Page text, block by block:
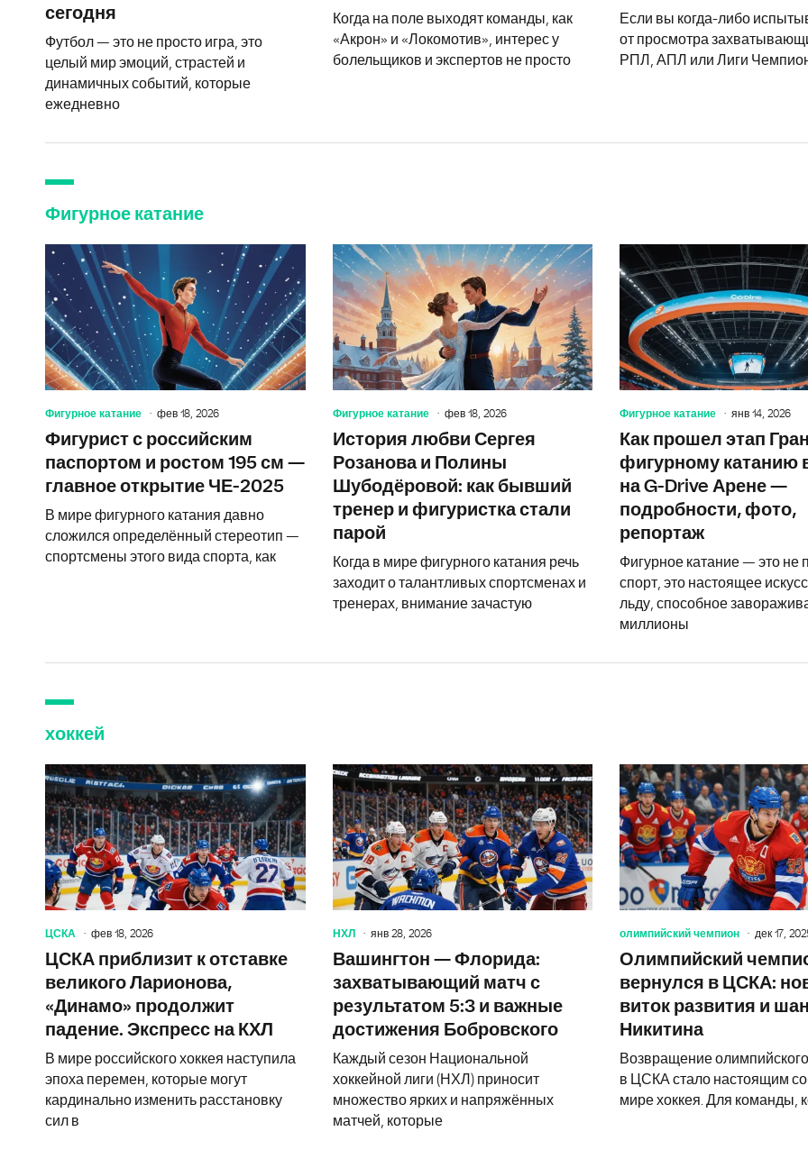
сегодня
Футбол — это не просто игра, это
целый мир эмоций, страстей и
динамичных событий, которые
ежедневно
Когда на поле выходят команды, как
«Акрон» и «Локомотив», интерес у
болельщиков и экспертов не просто
Если вы когда-либо
от просмотра
РПЛ, АПЛ или Лиги
Фигурное катание
Фигурное катание фев 18, 2026
Фигурист с российским
паспортом и ростом 195 см —
главное открытие ЧЕ-2025
В мире фигурного катания давно
сложился определённый стереотип —
спортсмены этого вида спорта, как
Фигурист с российским паспортом
Фигурное катание фев 18, 2026
История любви Сергея
Розанова и Полины
Шубодёровой: как бывший
тренер и фигуристка стали
парой
Когда в мире фигурного катания речь
заходит о талантливых спортсменах и
тренерах, внимание зачастую
Фигурное катание янв 14, 2026
Как прошел этап
фигурному катанию
на G-Drive Арене —
подробности, фото,
репортаж
Фигурное катание — это не
спорт, это настоящее
льду, способное
миллионы
хоккей
ЦСКА фев 18, 2026
ЦСКА приблизит к отставке
великого Ларионова,
«Динамо» продолжит
падение. Экспресс на КХЛ
В мире российского хоккея наступила
эпоха перемен, которые могут
кардинально изменить расстановку
сил в
ЦСКА приблизит к отставке
НХЛ янв 28, 2026
Вашингтон — Флорида:
захватывающий матч с
результатом 5:3 и важные
достижения Бобровского
Каждый сезон Национальной
хоккейной лиги (НХЛ) приносит
множество ярких и напряжённых
матчей, которые
олимпийский чемпион дек 17,
Олимпийский
вернулся в ЦСКА:
виток развития и
Никитина
Возвращение
в ЦСКА стало настоящим
мире хоккея. Для команды,